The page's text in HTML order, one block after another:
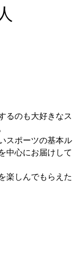
るのも大好きなス
スポーツの基本ル
中心にお届けして
楽しんでもらえた